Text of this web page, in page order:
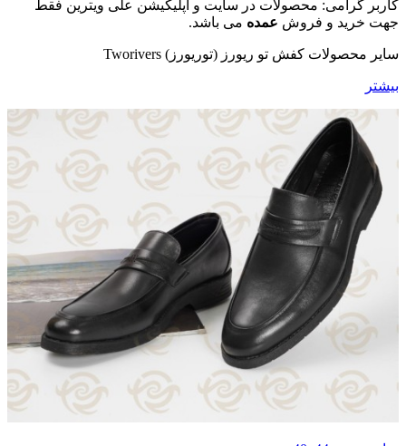
کاربر گرامی: محصولات در سایت و اپلیکیشن علی ویترین فقط
جهت خرید و فروش عمده می باشد.
سایر محصولات کفش تو ریورز (توریورز) Tworivers
بیشتر